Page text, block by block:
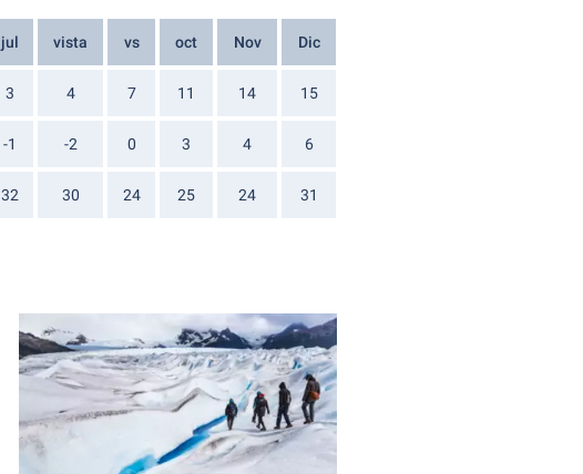
jul vista vs oct Nov Dic
3 4 7 11 14 15
-1 -2 0 3 4 6
32 30 24 25 24 31